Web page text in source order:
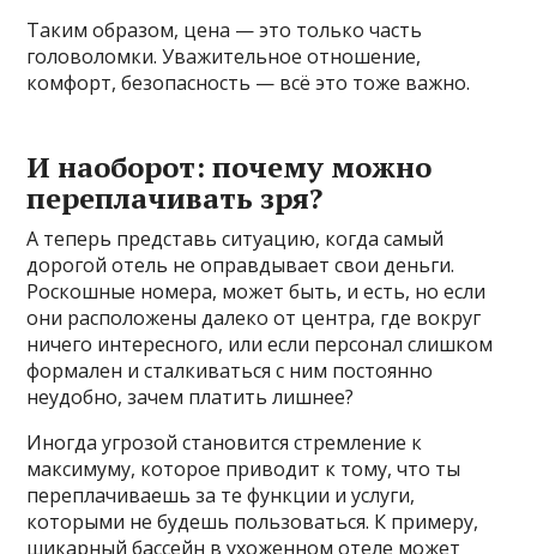
Таким образом, цена — это только часть
головоломки. Уважительное отношение,
комфорт, безопасность — всё это тоже важно.
И наоборот: почему можно
переплачивать зря?
А теперь представь ситуацию, когда самый
дорогой отель не оправдывает свои деньги.
Роскошные номера, может быть, и есть, но если
они расположены далеко от центра, где вокруг
ничего интересного, или если персонал слишком
формален и сталкиваться с ним постоянно
неудобно, зачем платить лишнее?
Иногда угрозой становится стремление к
максимуму, которое приводит к тому, что ты
переплачиваешь за те функции и услуги,
которыми не будешь пользоваться. К примеру,
шикарный бассейн в ухоженном отеле может